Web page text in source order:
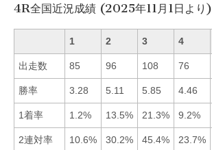
4R全国近況成績 (2025年11月1日より)
1 2 3 4
出走数 85 96 108 76
勝率 3.28 5.11 5.85 4.46
1着率 1.2% 13.5% 21.3% 9.2%
2連対率 10.6% 30.2% 45.4% 23.7%